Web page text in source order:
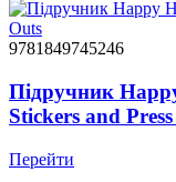
9781849745246
Підручник
Stickers and
Перейти